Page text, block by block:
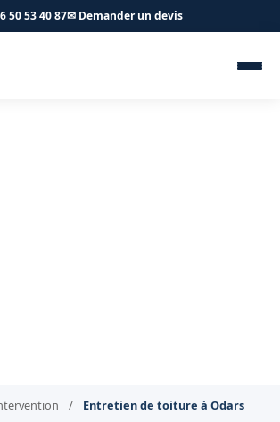
50 53 40 87✉ Demander un devis
/ Entretien de toiture à Odars